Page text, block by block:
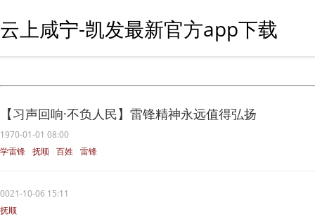
云上咸宁-凯发最新官方app下载
【习声回响·不负人民】雷锋精神永远值得弘扬
1970-01-01 08:00
学雷锋 抚顺 百姓
雷锋
0021-10-06 15:11
抚顺